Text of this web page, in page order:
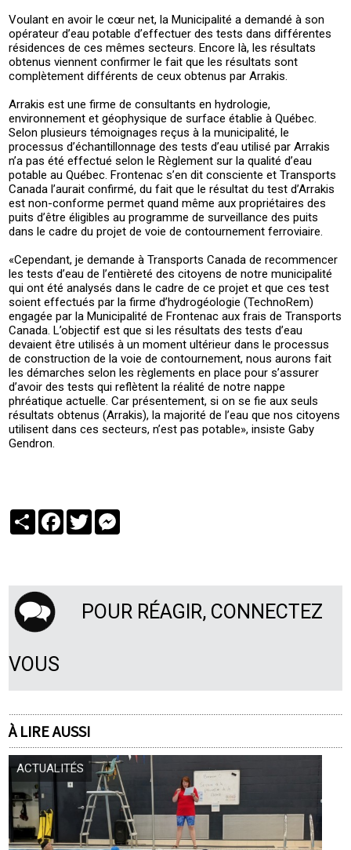
Voulant en avoir le cœur net, la Municipalité a demandé à son
opérateur d’eau potable d’effectuer des tests dans différentes
résidences de ces mêmes secteurs. Encore là, les résultats
obtenus viennent confirmer le fait que les résultats sont
complètement différents de ceux obtenus par Arrakis.
Arrakis est une firme de consultants en hydrologie,
environnement et géophysique de surface établie à Québec.
Selon plusieurs témoignages reçus à la municipalité, le
processus d’échantillonnage des tests d’eau utilisé par Arrakis
n’a pas été effectué selon le Règlement sur la qualité d’eau
potable au Québec. Frontenac s’en dit consciente et Transports
Canada l’aurait confirmé, du fait que le résultat du test d’Arrakis
est non-conforme permet quand même aux propriétaires des
puits d’être éligibles au programme de surveillance des puits
dans le cadre du projet de voie de contournement ferroviaire.
«Cependant, je demande à Transports Canada de recommencer
les tests d’eau de l’entièreté des citoyens de notre municipalité
qui ont été analysés dans le cadre de ce projet et que ces test
soient effectués par la firme d’hydrogéologie (TechnoRem)
engagée par la Municipalité de Frontenac aux frais de Transports
Canada. L’objectif est que si les résultats des tests d’eau
devaient être utilisés à un moment ultérieur dans le processus
de construction de la voie de contournement, nous aurons fait
les démarches selon les règlements en place pour s’assurer
d’avoir des tests qui reflètent la réalité de notre nappe
phréatique actuelle. Car présentement, si on se fie aux seuls
résultats obtenus (Arrakis), la majorité de l’eau que nos citoyens
utilisent dans ces secteurs, n’est pas potable», insiste Gaby
Gendron.
PartagerFacebook
Twitter
POUR RÉAGIR, CONNECTEZ
VOUS
À LIRE AUSSI
ACTUALITÉS